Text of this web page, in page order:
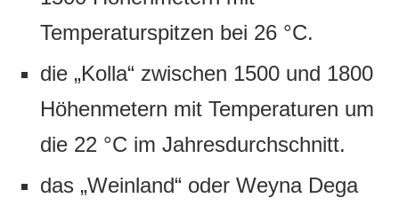
Temperaturspitzen bei 26 °C.
die „Kolla“ zwischen 1500 und 1800
Höhenmetern mit Temperaturen um
die 22 °C im Jahresdurchschnitt.
das „Weinland“ oder Weyna Dega